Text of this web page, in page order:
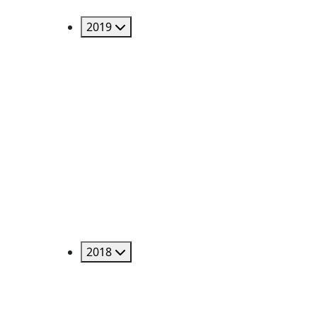
2019
2018